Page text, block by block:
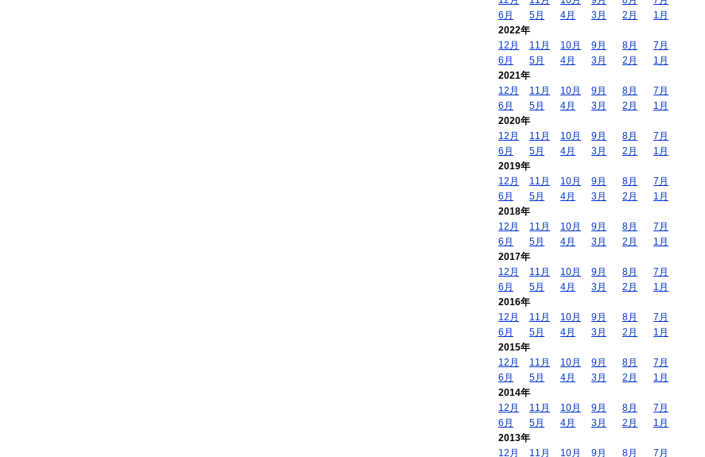
6月
5月 4月 3月 2月
1月
2022年
12月
11月 10月 9月 8月
7月
6月
5月 4月 3月 2月
1月
2021年
12月
11月 10月 9月 8月
7月
6月
5月 4月 3月 2月
1月
2020年
12月
11月 10月 9月 8月
7月
6月
5月 4月 3月 2月
1月
2019年
12月
11月 10月 9月 8月
7月
6月
5月 4月 3月 2月
1月
2018年
12月
11月 10月 9月 8月
7月
6月
5月 4月 3月 2月
1月
2017年
12月
11月 10月 9月 8月
7月
6月
5月 4月 3月 2月
1月
2016年
12月
11月 10月 9月 8月
7月
6月
5月 4月 3月 2月
1月
2015年
12月
11月 10月 9月 8月
7月
6月
5月 4月 3月 2月
1月
2014年
12月
11月 10月 9月 8月
7月
6月
5月 4月 3月 2月
1月
2013年
12月
11月 10月 9月 8月 7月